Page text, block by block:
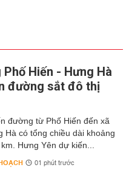
Hiến - Hưng Hà
đường sắt đô thị
đường từ Phố Hiến đến xã
Hà có tổng chiều dài khoảng
Hưng Yên dự kiến...
01 phút trước